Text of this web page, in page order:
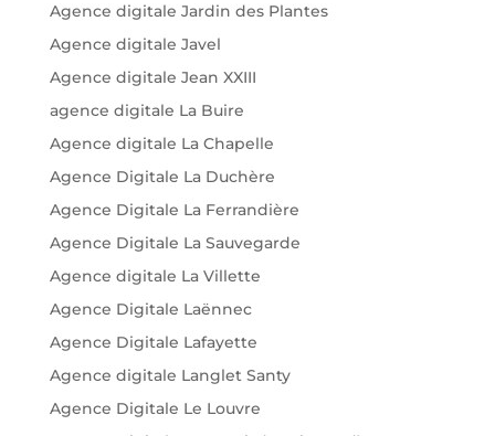
Agence digitale Jardin des Plantes
Agence digitale Javel
Agence digitale Jean XXIII
agence digitale La Buire
Agence digitale La Chapelle
Agence Digitale La Duchère
Agence Digitale La Ferrandière
Agence Digitale La Sauvegarde
Agence digitale La Villette
Agence Digitale Laënnec
Agence Digitale Lafayette
Agence digitale Langlet Santy
Agence Digitale Le Louvre